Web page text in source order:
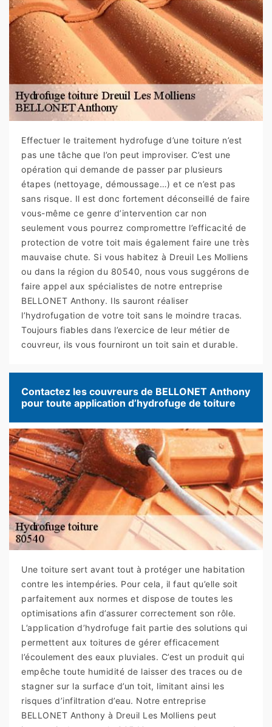
Effectuer le traitement hydrofuge d’une toiture n’est
pas une tâche que l’on peut improviser. C’est une
opération qui demande de passer par plusieurs
étapes (nettoyage, démoussage…) et ce n’est pas
sans risque. Il est donc fortement déconseillé de faire
vous-même ce genre d’intervention car non
seulement vous pourrez compromettre l’efficacité de
protection de votre toit mais également faire une très
mauvaise chute. Si vous habitez à Dreuil Les Molliens
ou dans la région du 80540, nous vous suggérons de
faire appel aux spécialistes de notre entreprise
BELLONET Anthony. Ils sauront réaliser
l’hydrofugation de votre toit sans le moindre tracas.
Toujours fiables dans l’exercice de leur métier de
couvreur, ils vous fourniront un toit sain et durable.
Contactez les couvreurs de BELLONET Anthony
pour toute application d’hydrofuge de toiture
Une toiture sert avant tout à protéger une habitation
contre les intempéries. Pour cela, il faut qu’elle soit
parfaitement aux normes et dispose de toutes les
optimisations afin d’assurer correctement son rôle.
L’application d’hydrofuge fait partie des solutions qui
permettent aux toitures de gérer efficacement
l’écoulement des eaux pluviales. C’est un produit qui
empêche toute humidité de laisser des traces ou de
stagner sur la surface d’un toit, limitant ainsi les
risques d’infiltration d’eau. Notre entreprise
BELLONET Anthony à Dreuil Les Molliens peut